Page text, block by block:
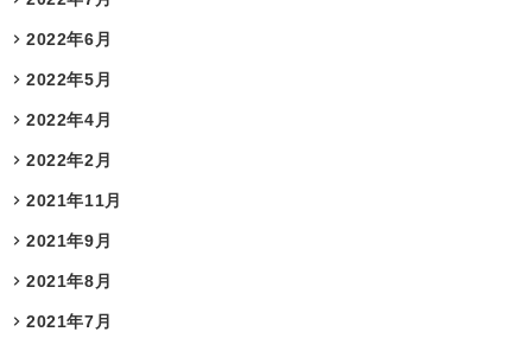
2022年6月
2022年5月
2022年4月
2022年2月
2021年11月
2021年9月
2021年8月
2021年7月